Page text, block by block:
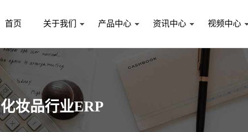
首页 关于我们 产品中心 资讯中心 视频中心
化妆品行业ERP